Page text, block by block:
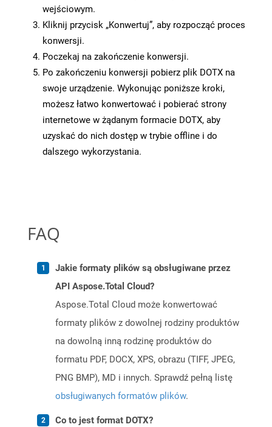
wejściowym.
Kliknij przycisk „Konwertuj”, aby rozpocząć proces
konwersji.
Poczekaj na zakończenie konwersji.
Po zakończeniu konwersji pobierz plik DOTX na
swoje urządzenie. Wykonując poniższe kroki,
możesz łatwo konwertować i pobierać strony
internetowe w żądanym formacie DOTX, aby
uzyskać do nich dostęp w trybie offline i do
dalszego wykorzystania.
FAQ
Jakie formaty plików są obsługiwane przez
API Aspose.Total Cloud?
Aspose.Total Cloud może konwertować
formaty plików z dowolnej rodziny produktów
na dowolną inną rodzinę produktów do
formatu PDF, DOCX, XPS, obrazu (TIFF, JPEG,
PNG BMP), MD i innych. Sprawdź pełną listę
obsługiwanych formatów plików.
Co to jest format DOTX?